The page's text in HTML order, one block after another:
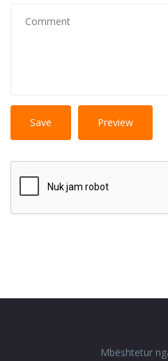
More
tags allowed.
links automatically.
Mbështetur